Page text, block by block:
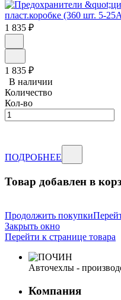
1 835 ₽
1 835 ₽
В наличии
Количество
Кол-во
ПОДРОБНЕЕ
Товар добавлен в
Продолжить покупки
Закрыть окно
Перейти к странице товара
Авточехлы -
Компания